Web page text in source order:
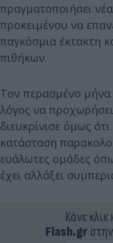
πραγματοποιήσει
προκειμένου να
παγκόσμια έκτακτη
πιθήκων.
Τον περασμένο μήνα
λόγος να
διευκρίνισε όμως
κατάσταση
ευάλωτες ομάδες
έχει αλλάξει
Κάνε
Flash.gr